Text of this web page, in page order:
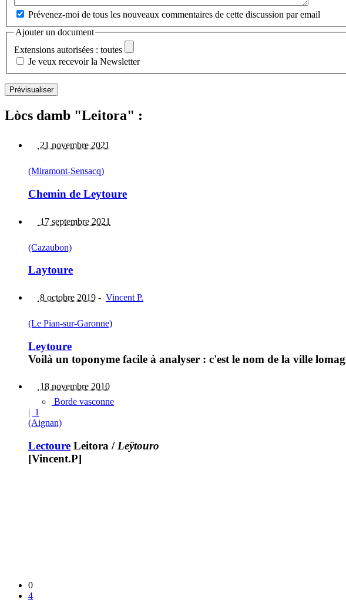
Prévenez-moi de tous les nouveaux commentaires de cette discussion par email
Ajouter un document
Extensions autorisées : toutes
Je veux recevoir la Newsletter
Lòcs damb "Leitora" :
21 novembre 2021
(Miramont-Sensacq)
Chemin de Leytoure
17 septembre 2021
(Cazaubon)
Laytoure
8 octobre 2019 - Vincent P.
(Le Pian-sur-Garonne)
Leytoure
Voilà un toponyme facile à analyser : c'est le nom de la ville
18 novembre 2010
Borde vasconne
| 1
(Aignan)
Lectoure Leitora / Leÿtouro
[Vincent.P]
0
4